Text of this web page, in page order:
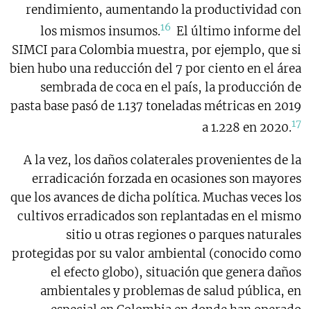
rendimiento, aumentando la productividad con
los mismos insumos.16 El último informe del
SIMCI para Colombia muestra, por ejemplo, que si
bien hubo una reducción del 7 por ciento en el área
sembrada de coca en el país, la producción de
pasta base pasó de 1.137 toneladas métricas en 2019
a 1.228 en 2020.17
A la vez, los daños colaterales provenientes de la
erradicación forzada en ocasiones son mayores
que los avances de dicha política. Muchas veces los
cultivos erradicados son replantadas en el mismo
sitio u otras regiones o parques naturales
protegidas por su valor ambiental (conocido como
el efecto globo), situación que genera daños
ambientales y problemas de salud pública, en